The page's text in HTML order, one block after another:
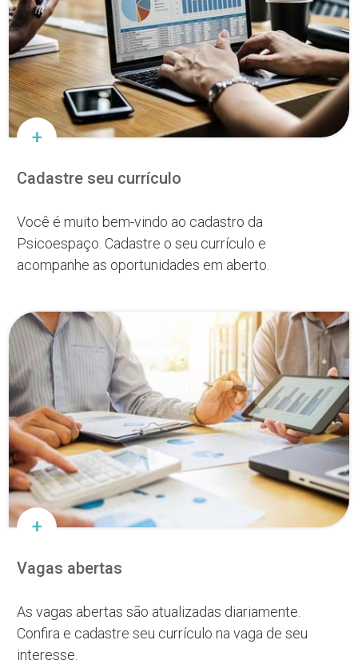
Cadastre seu currículo
Você é muito bem-vindo ao cadastro da
Psicoespaço. Cadastre o seu currículo e
acompanhe as oportunidades em aberto.
Vagas abertas
As vagas abertas são atualizadas diariamente.
Confira e cadastre seu currículo na vaga de seu
interesse.